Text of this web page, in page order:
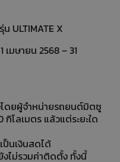
ULTIMATE X
เมษายน 2568 – 31
ยผู้จำหน่ายรถยนต์มิตซู
โลเมตร แล้วแต่ระยะใด
ป็นเงินสดได้
ไม่รวมค่าติดตั้ง ทั้งนี้